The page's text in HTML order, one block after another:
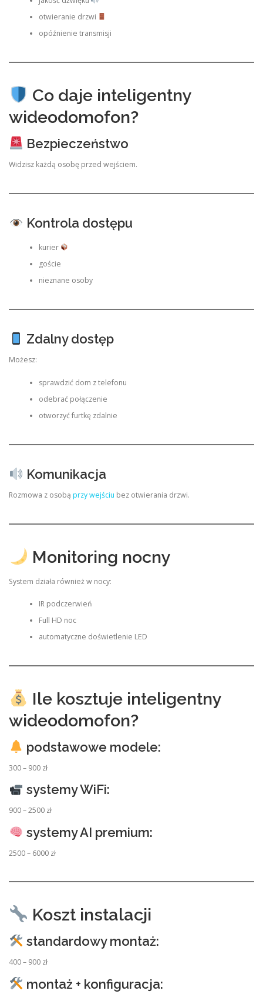
otwieranie drzwi
opóźnienie transmisji
Co daje inteligentny
wideodomofon?
Bezpieczeństwo
Widzisz każdą osobę przed wejściem.
Kontrola dostępu
kurier
goście
nieznane osoby
Zdalny dostęp
Możesz:
sprawdzić dom z telefonu
odebrać połączenie
otworzyć furtkę zdalnie
Komunikacja
Rozmowa z osobą przy wejściu bez otwierania drzwi.
Monitoring nocny
System działa również w nocy:
IR podczerwień
Full HD noc
automatyczne doświetlenie LED
Ile kosztuje inteligentny
wideodomofon?
podstawowe modele:
300 – 900 zł
systemy WiFi:
900 – 2500 zł
systemy AI premium:
2500 – 6000 zł
Koszt instalacji
standardowy montaż:
400 – 900 zł
montaż + konfiguracja: